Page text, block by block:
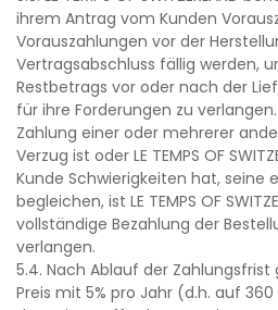
ihrem Antrag vom Kunden
Vorauszahlungen vor der
Vertragsabschluss fällig werden,
Restbetrags vor oder nach der
für ihre Forderungen zu
Zahlung einer oder mehrerer
Verzug ist oder LE TEMPS OF
Kunde Schwierigkeiten hat, seine
begleichen, ist LE TEMPS OF
vollständige Bezahlung der
verlangen.
5.4. Nach Ablauf der Zahlungsfrist
Preis mit 5% pro Jahr (d.h. auf